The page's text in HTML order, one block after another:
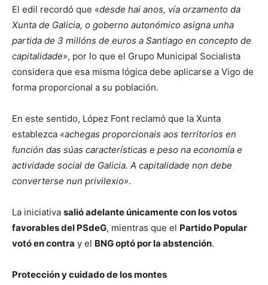
El edil recordó que «desde hai anos, vía orzamento da
Xunta de Galicia, o goberno autonómico asigna unha
partida de 3 millóns de euros a Santiago en concepto de
capitalidade», por lo que el Grupo Municipal Socialista
considera que esa misma lógica debe aplicarse a Vigo de
forma proporcional a su población.
En este sentido, López Font reclamó que la Xunta
establezca «achegas proporcionais aos territorios en
función das súas características e peso na economía e
actividade social de Galicia. A capitalidade non debe
converterse nun privilexio».
La iniciativa salió adelante únicamente con los votos
favorables del PSdeG, mientras que el Partido Popular
votó en contra y el BNG optó por la abstención.
Protección y cuidado de los montes